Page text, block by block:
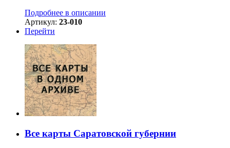
Подробнее в описании
Артикул: 23-010
Перейти
Все карты Саратовской губернии